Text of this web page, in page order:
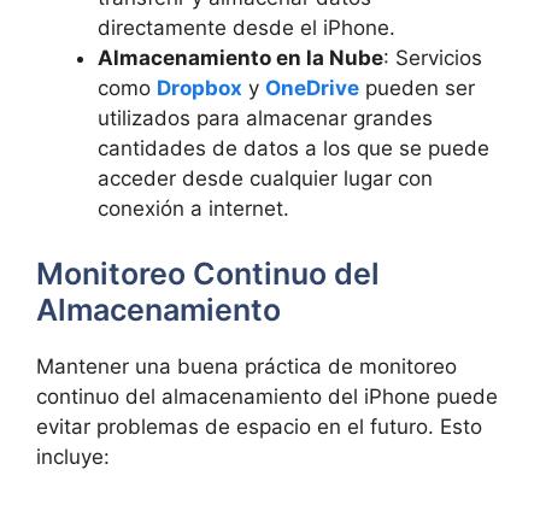
directamente desde el iPhone.
Almacenamiento en la Nube: Servicios
como Dropbox y OneDrive pueden ser
utilizados para almacenar grandes
cantidades de datos a los que se puede
acceder desde cualquier lugar con
conexión a internet.
Monitoreo Continuo del
Almacenamiento
Mantener una buena práctica de monitoreo
continuo del almacenamiento del iPhone puede
evitar problemas de espacio en el futuro. Esto
incluye: